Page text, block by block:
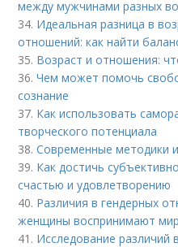
между мужчинами разных
34. Идеальная разница в
отношений: как найти
35. Возраст и отношения:
36.Чем может помочь
сознание
37. Как использовать
творческого потенциала
38.Современные методики
39. Как достичь
счастью и удовлетворению
40. Различия в гендерных
женщины воспринимают
41. Исследование различий